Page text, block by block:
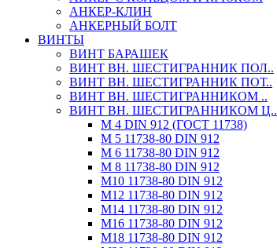
АНКЕР-КЛИН
АНКЕРНЫЙ БОЛТ
ВИНТЫ
ВИНТ БАРАШЕК
ВИНТ ВН. ШЕСТИГРАННИК ПОЛ..
ВИНТ ВН. ШЕСТИГРАННИК ПОТ..
ВИНТ ВН. ШЕСТИГРАННИКОМ ..
ВИНТ ВН. ШЕСТИГРАННИКОМ Ц..
М 4 DIN 912 (ГОСТ 11738)
М 5 11738-80 DIN 912
М 6 11738-80 DIN 912
М 8 11738-80 DIN 912
М10 11738-80 DIN 912
М12 11738-80 DIN 912
М14 11738-80 DIN 912
М16 11738-80 DIN 912
М18 11738-80 DIN 912